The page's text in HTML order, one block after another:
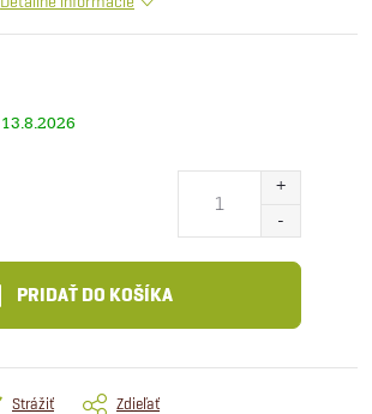
13.8.2026
PRIDAŤ DO KOŠÍKA
Strážiť Zdieľať